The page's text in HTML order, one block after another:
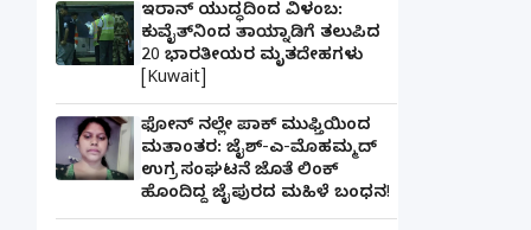
ಇರಾನ್ ಯುದ್ಧದಿಂದ ವಿಳಂಬ:
ಕುವೈತ್‌ನಿಂದ ತಾಯ್ನಾಡಿಗೆ ತಲುಪಿದ
20 ಭಾರತೀಯರ ಮೃತದೇಹಗಳು
[Kuwait]
ಫೋನ್ ನಲ್ಲೇ ಪಾಕ್ ಮುಫ್ತಿಯಿಂದ
ಮತಾಂತರ: ಜೈಶ್-ಎ-ಮೊಹಮ್ಮದ್
ಉಗ್ರ ಸಂಘಟನೆ ಜೊತೆ ಲಿಂಕ್
ಹೊಂದಿದ್ದ ಜೈಪುರದ ಮಹಿಳೆ ಬಂಧನ!